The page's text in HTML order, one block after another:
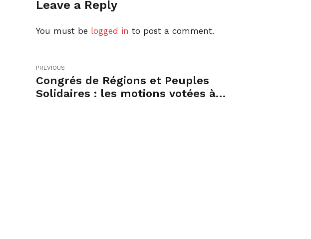
Leave a Reply
You must be logged in to post a comment.
PREVIOUS
Congrés de Régions et Peuples
Solidaires : les motions votées à